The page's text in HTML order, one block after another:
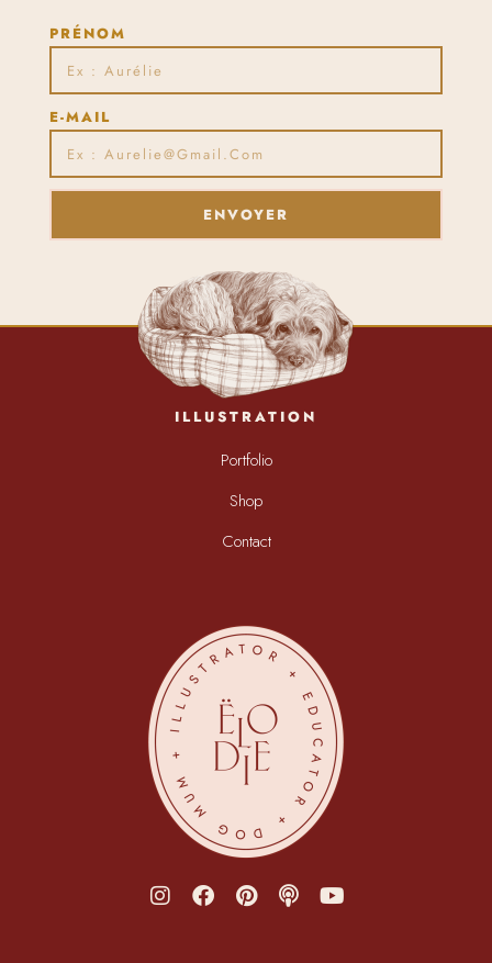
PRÉNOM
E-MAIL
ENVOYER
ILLUSTRATION
Portfolio
Shop
Contact